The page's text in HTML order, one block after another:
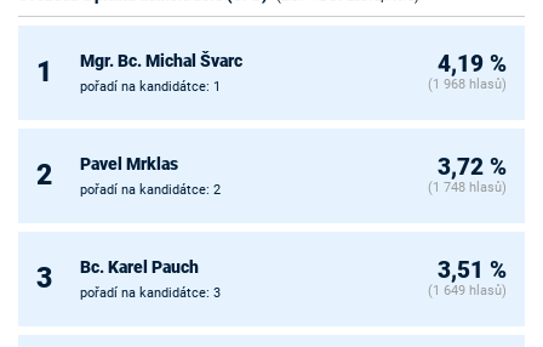
1 Mgr. Bc. Michal Švarc
pořadí na kandidátce: 1
4,19 %
(1 968 hlasů)
2 Pavel Mrklas
pořadí na kandidátce: 2
3,72 %
(1 748 hlasů)
3 Bc. Karel Pauch
pořadí na kandidátce: 3
3,51 %
(1 649 hlasů)